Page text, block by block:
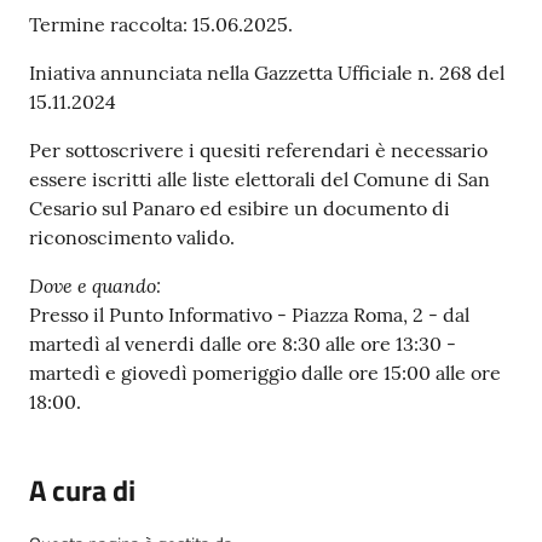
Termine raccolta: 15.06.2025.
Iniativa annunciata nella Gazzetta Ufficiale n. 268 del
15.11.2024
Per sottoscrivere i quesiti referendari è necessario
essere iscritti alle liste elettorali del Comune di San
Cesario sul Panaro ed esibire un documento di
riconoscimento valido.
Dove e quando:
Presso il Punto Informativo - Piazza Roma, 2 - dal
martedì al venerdi dalle ore 8:30 alle ore 13:30 -
martedì e giovedì pomeriggio dalle ore 15:00 alle ore
18:00.
A cura di